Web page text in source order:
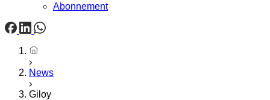
Abonnement
Startseite
News
Giloy